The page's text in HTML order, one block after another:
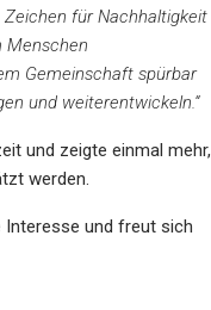
für Nachhaltigkeit
Menschen
Gemeinschaft spürbar
und weiterentwickeln.“
und zeigte einmal mehr,
werden.
Interesse und freut sich